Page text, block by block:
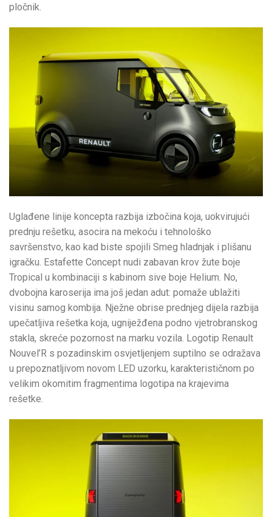
pločnik.
Uglađene linije koncepta razbija izbočina koja, uokvirujući
prednju rešetku, asocira na mekoću i tehnološko
savršenstvo, kao kad biste spojili Smeg hladnjak i plišanu
igračku. Estafette Concept nudi zabavan krov žute boje
Tropical u kombinaciji s kabinom sive boje Helium. No,
dvobojna karoserija ima još jedan adut: pomaže ublažiti
visinu samog kombija. Nježne obrise prednjeg dijela razbija
upečatljiva rešetka koja, ugniježđena podno vjetrobranskog
stakla, skreće pozornost na marku vozila. Logotip Renault
Nouvel’R s pozadinskim osvjetljenjem suptilno se odražava
u prepoznatljivom novom LED uzorku, karakterističnom po
velikim okomitim fragmentima logotipa na krajevima
rešetke.